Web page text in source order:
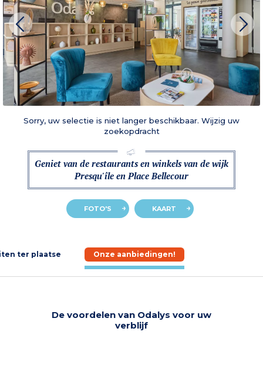
Sorry, uw selectie is niet langer beschikbaar. Wijzig uw
zoekopdracht
Geniet van de restaurants en winkels van de wijk
Presqu'île en Place Bellecour
FOTO'S KAART
ter plaatse Onze aanbiedingen!
De voordelen van Odalys voor uw
verblijf